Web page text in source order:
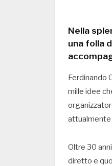
Nella
una folla
Ferdinando
mille idee
attualmente
Oltre 30
diretto e